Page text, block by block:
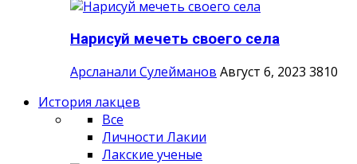
Нарисуй мечеть своего села
Арсланали Сулейманов Август 6, 2023 3810
История лакцев
Все
Личности Лакии
Лакские ученые